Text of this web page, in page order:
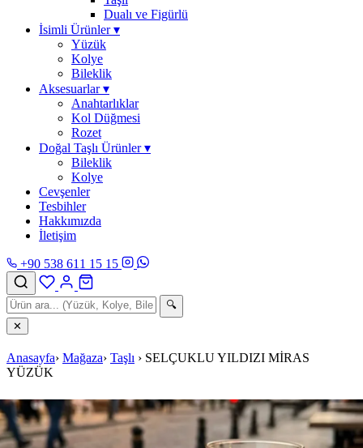
Dualı ve Figürlü
İsimli Ürünler▾
Yüzük
Kolye
Bileklik
Aksesuarlar▾
Anahtarlıklar
Kol Düğmesi
Rozet
Doğal Taşlı Ürünler▾
Bileklik
Kolye
Cevşenler
Tesbihler
Hakkımızda
İletişim
+90 538 611 15 15
🔍
✕
Anasayfa› Mağaza› Taşlı › SELÇUKLU YILDIZI MİRAS
YÜZÜK